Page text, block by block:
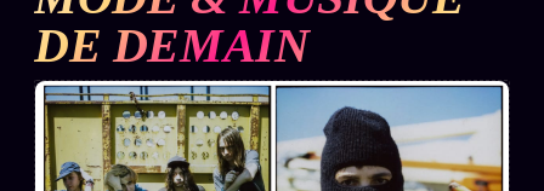
N L'ARCHIVE
✉ INSCRIPTION À LA NEWSLETTER
DE DEMAIN